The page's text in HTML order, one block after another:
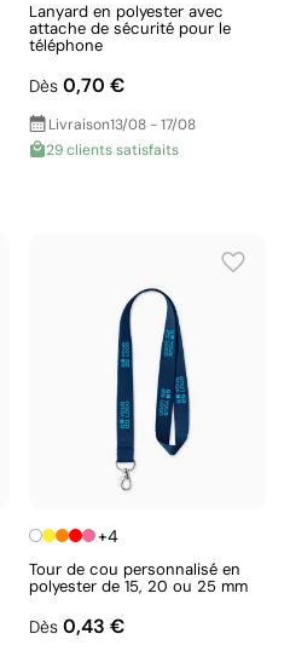
Lanyard en polyester avec
attache de sécurité pour le
téléphone
Dès 0,70 €
Livraison13/08 - 17/08
29 clients satisfaits
+4
Tour de cou personnalisé en
polyester de 15, 20 ou 25 mm
Dès 0,43 €